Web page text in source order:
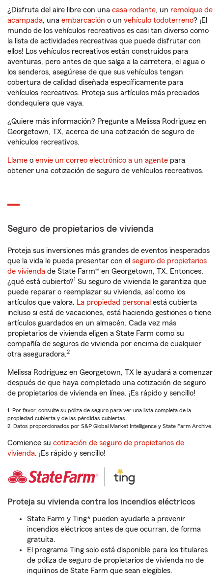
¿Disfruta del aire libre con una casa rodante, un remolque de
acampada, una embarcación o un vehículo todoterreno? ¡El
mundo de los vehículos recreativos es casi tan diverso como
la lista de actividades recreativas que puede disfrutar con
ellos! Los vehículos recreativos están construidos para
aventuras, pero antes de que salga a la carretera, el agua o
los senderos, asegúrese de que sus vehículos tengan
cobertura de calidad diseñada específicamente para
vehículos recreativos. Proteja sus artículos más preciados
dondequiera que vaya.
¿Quiere más información? Pregunte a Melissa Rodriguez en
Georgetown, TX, acerca de una cotización de seguro de
vehículos recreativos.
Llame o envíe un correo electrónico a un agente para
obtener una cotización de seguro de vehículos recreativos.
Seguro de propietarios de vivienda
Proteja sus inversiones más grandes de eventos inesperados
que la vida le pueda presentar con el seguro de propietarios
de vivienda de State Farm® en Georgetown, TX. Entonces,
¿qué está cubierto?1 Su seguro de vivienda le garantiza que
puede reparar o reemplazar su vivienda, así como los
artículos que valora. La propiedad personal está cubierta
incluso si está de vacaciones, está haciendo gestiones o tiene
artículos guardados en un almacén. Cada vez más
propietarios de vivienda eligen a State Farm como su
compañía de seguros de vivienda por encima de cualquier
otra aseguradora.2
Melissa Rodriguez en Georgetown, TX le ayudará a comenzar
después de que haya completado una cotización de seguro
de propietarios de vivienda en línea. ¡Es rápido y sencillo!
1. Por favor, consulte su póliza de seguro para ver una lista completa de la
propiedad cubierta y de las pérdidas cubiertas.
2. Datos proporcionados por S&P Global Market Intelligence y State Farm Archive.
Comience su cotización de seguro de propietarios de
vivienda. ¡Es rápido y sencillo!
Proteja su vivienda contra los incendios eléctricos
State Farm y Ting* pueden ayudarle a prevenir
incendios eléctricos antes de que ocurran, de forma
gratuita.
El programa Ting solo está disponible para los titulares
de póliza de seguro de propietarios de vivienda no de
inquilinos de State Farm que sean elegibles.